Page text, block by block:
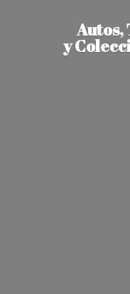
Autos,
y